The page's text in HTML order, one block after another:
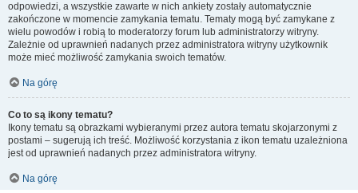
odpowiedzi, a wszystkie zawarte w nich ankiety zostały automatycznie
zakończone w momencie zamykania tematu. Tematy mogą być zamykane z
wielu powodów i robią to moderatorzy forum lub administratorzy witryny.
Zależnie od uprawnień nadanych przez administratora witryny użytkownik
może mieć możliwość zamykania swoich tematów.
Na górę
Co to są ikony tematu?
Ikony tematu są obrazkami wybieranymi przez autora tematu skojarzonymi z
postami – sugerują ich treść. Możliwość korzystania z ikon tematu uzależniona
jest od uprawnień nadanych przez administratora witryny.
Na górę